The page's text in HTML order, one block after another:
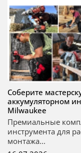
Соберите
аккумуляторном
Milwaukee
Премиальные
инструмента для
монтажа...